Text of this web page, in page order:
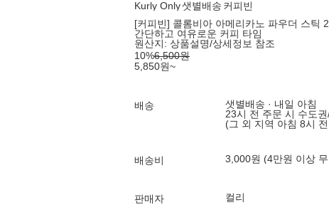
Kurly Only샛별배송 커피빈
[커피빈] 콜롬비아 아메리카노 파우더 스틱
간단하고 여유로운 커피 타임
원산지: 상품설명/상세정보 참조
10%6,500원
5,850원~
배송
샛별배송 · 내일 아침
23시 전 주문 시 수도
(그 외 지역 아침 8시
배송비 3,000원 (4만원 이상
판매자 컬리